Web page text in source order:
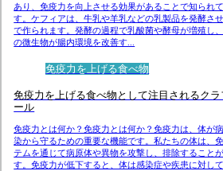
あり、免疫力を向上させる効果があることで知られ
す。ケフィアは、牛乳や羊乳などの乳製品を発酵さ
で作られます。発酵の過程で乳酸菌や酵母が増殖し
の微生物が腸内環境を改善す...
免疫力を上げる食べ物
免疫力を上げる食べ物として注目されるク
ール
免疫力とは何か？免疫力とは何か？免疫力は、体が
染から守るための重要な機能です。私たちの体は、
テムを通じて病原体や異物を攻撃し、排除すること
す。免疫力が低下すると、体は感染症や疾患に対し